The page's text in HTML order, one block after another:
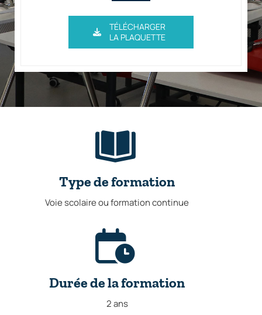
TÉLÉCHARGER
LA PLAQUETTE
Type de formation
Voie scolaire ou formation continue
Durée de la formation
2 ans